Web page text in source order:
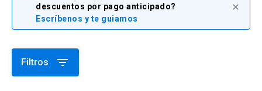
Programas Corporativos
Noticias
descuentos por pago anticipado?
Escríbenos y te guiamos
close
Filtros filter_list